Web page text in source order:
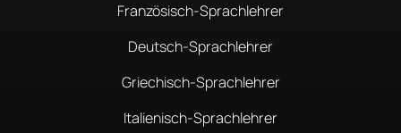
Französisch-Sprachlehrer
Deutsch-Sprachlehrer
Griechisch-Sprachlehrer
Italienisch-Sprachlehrer